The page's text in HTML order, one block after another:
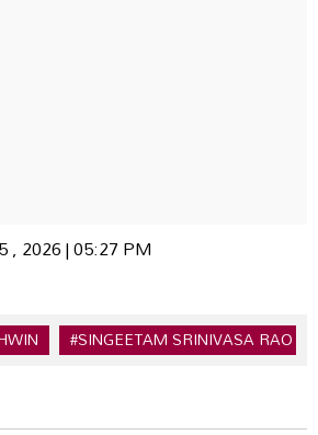
, 2026 | 05:27 PM
#SINGEETAM SRINIVASA RAO